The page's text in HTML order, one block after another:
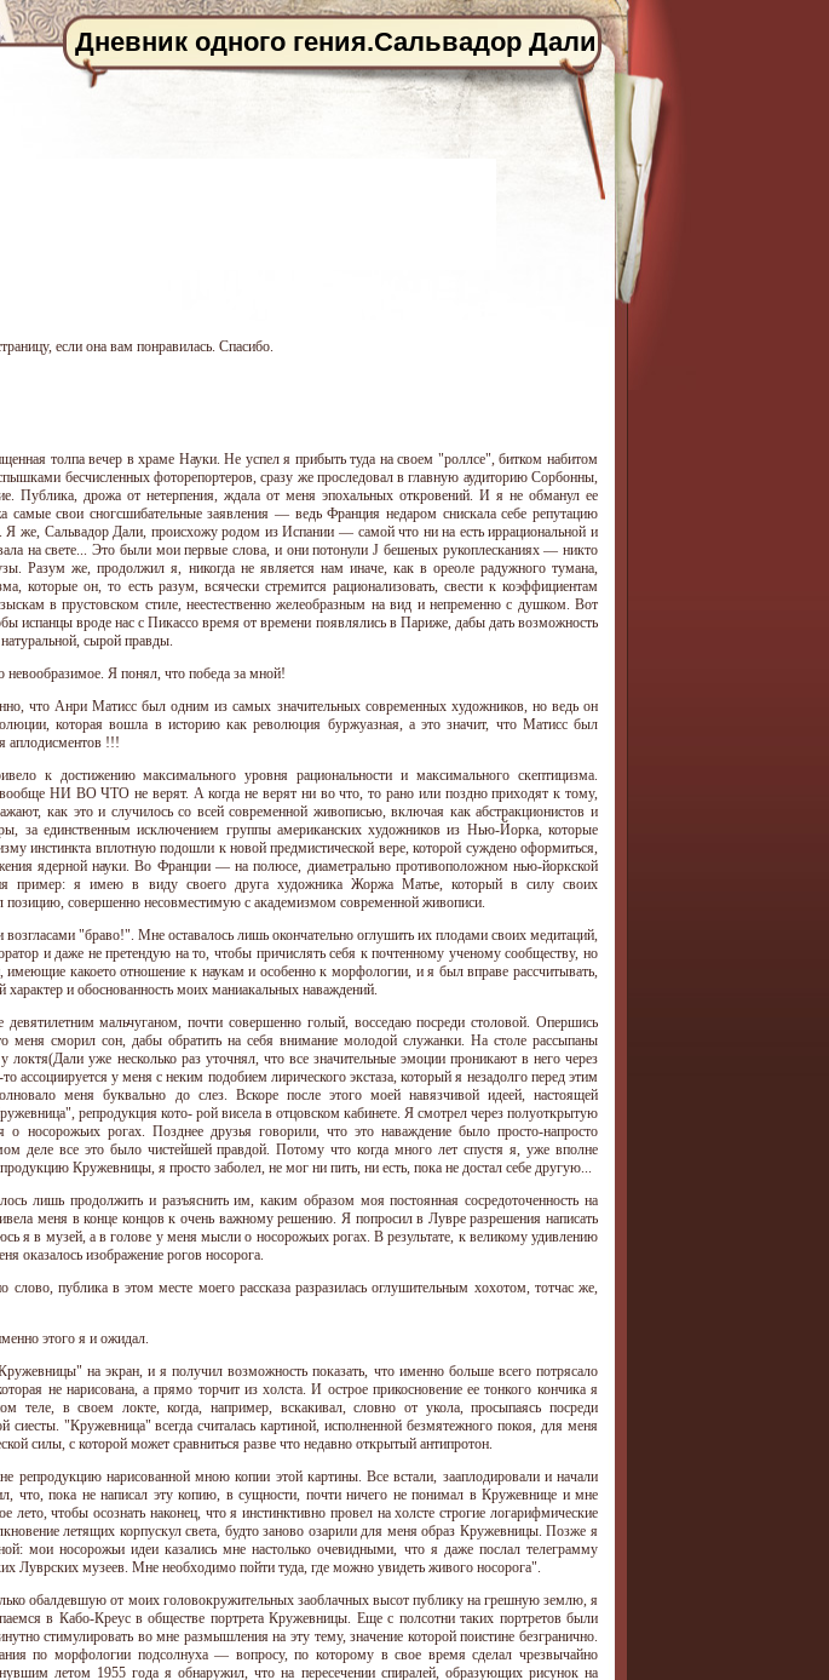
Дневник одного гения.Сальвадор Дали
если она вам понравилась. Спасибо.
толпа вечер в храме Науки. Не успел я прибыть туда на своем "роллсе", битком набитом
бесчисленных фоторепортеров, сразу же проследовал в главную аудиторию Сорбонны,
Публика, дрожа от нетерпения, ждала от меня эпохальных откровений. И я не обманул ее
свои сногсшибательные заявления — ведь Франция недаром снискала себе репутацию
Я же, Сальвадор Дали, происхожу родом из Испании — самой что ни на есть иррациональной и
на свете... Это были мои первые слова, и они потонули J бешеных рукоплесканиях — никто
Разум же, продолжил я, никогда не является нам иначе, как в ореоле радужного тумана,
которые он, то есть разум, всячески стремится рационализовать, свести к коэффициентам
в прустовском стиле, неестественно желеобразным на вид и непременно с душком. Вот
испанцы вроде нас с Пикассо время от времени появлялись в Париже, дабы дать возможность
сырой правды.
невообразимое. Я понял, что победа за мной!
что Анри Матисс был одним из самых значительных современных художников, но ведь он
которая вошла в историю как революция буржуазная, а это значит, что Матисс был
аплодисментов !!!
к достижению максимального уровня рациональности и максимального скептицизма.
НИ ВО ЧТО не верят. А когда не верят ни во что, то рано или поздно приходят к тому,
как это и случилось со всей современной живописью, включая как абстракционистов и
за единственным исключением группы американских художников из Нью-Йорка, которые
инстинкта вплотную подошли к новой предмистической вере, которой суждено оформиться,
ядерной науки. Во Франции — на полюсе, диаметрально противоположном нью-йоркской
пример: я имею в виду своего друга художника Жоржа Матье, который в силу своих
позицию, совершенно несовместимую с академизмом современной живописи.
"браво!". Мне оставалось лишь окончательно оглушить их плодами своих медитаций,
и даже не претендую на то, чтобы причислять себя к почтенному ученому сообществу, но
какоето отношение к наукам и особенно к морфологии, и я был вправе рассчитывать,
характер и обоснованность моих маниакальных наваждений.
мальчуганом, почти совершенно голый, восседаю посреди столовой. Опершись
меня сморил сон, дабы обратить на себя внимание молодой служанки. На столе рассыпаны
уже несколько раз уточнял, что все значительные эмоции проникают в него через
ассоциируется у меня с неким подобием лирического экстаза, который я незадолго перед этим
меня буквально до слез. Вскоре после этого моей навязчивой идеей, настоящей
репродукция кото- рой висела в отцовском кабинете. Я смотрел через полуоткрытую
носорожьих рогах. Позднее друзья говорили, что это наваждение было просто-напросто
деле все это было чистейшей правдой. Потому что когда много лет спустя я, уже вполне
Кружевницы, я просто заболел, не мог ни пить, ни есть, пока не достал себе другую...
лишь продолжить и разъяснить им, каким образом моя постоянная сосредоточенность на
меня в конце концов к очень важному решению. Я попросил в Лувре разрешения написать
я в музей, а в голове у меня мысли о носорожьих рогах. В результате, к великому удивлению
оказалось изображение рогов носорога.
слово, публика в этом месте моего рассказа разразилась оглушительным хохотом, тотчас же,
этого я и ожидал.
на экран, и я получил возможность показать, что именно больше всего потрясало
не нарисована, а прямо торчит из холста. И острое прикосновение ее тонкого кончика я
теле, в своем локте, когда, например, вскакивал, словно от укола, просыпаясь посреди
сиесты. "Кружевница" всегда считалась картиной, исполненной безмятежного покоя, для меня
силы, с которой может сравниться разве что недавно открытый антипротон.
репродукцию нарисованной мною копии этой картины. Все встали, зааплодировали и начали
что, пока не написал эту копию, в сущности, почти ничего не понимал в Кружевнице и мне
чтобы осознать наконец, что я инстинктивно провел на холсте строгие логарифмические
летящих корпускул света, будто заново озарили для меня образ Кружевницы. Позже я
мои носорожьи идеи казались мне настолько очевидными, что я даже послал телеграмму
Луврских музеев. Мне необходимо пойти туда, где можно увидеть живого носорога".
обалдевшую от моих головокружительных заоблачных высот публику на грешную землю, я
в Кабо-Креус в обществе портрета Кружевницы. Еще с полсотни таких портретов были
стимулировать во мне размышления на эту тему, значение которой поистине безгранично.
по морфологии подсолнуха — вопросу, по которому в свое время сделал чрезвычайно
летом 1955 года я обнаружил, что на пересечении спиралей, образующих рисунок на